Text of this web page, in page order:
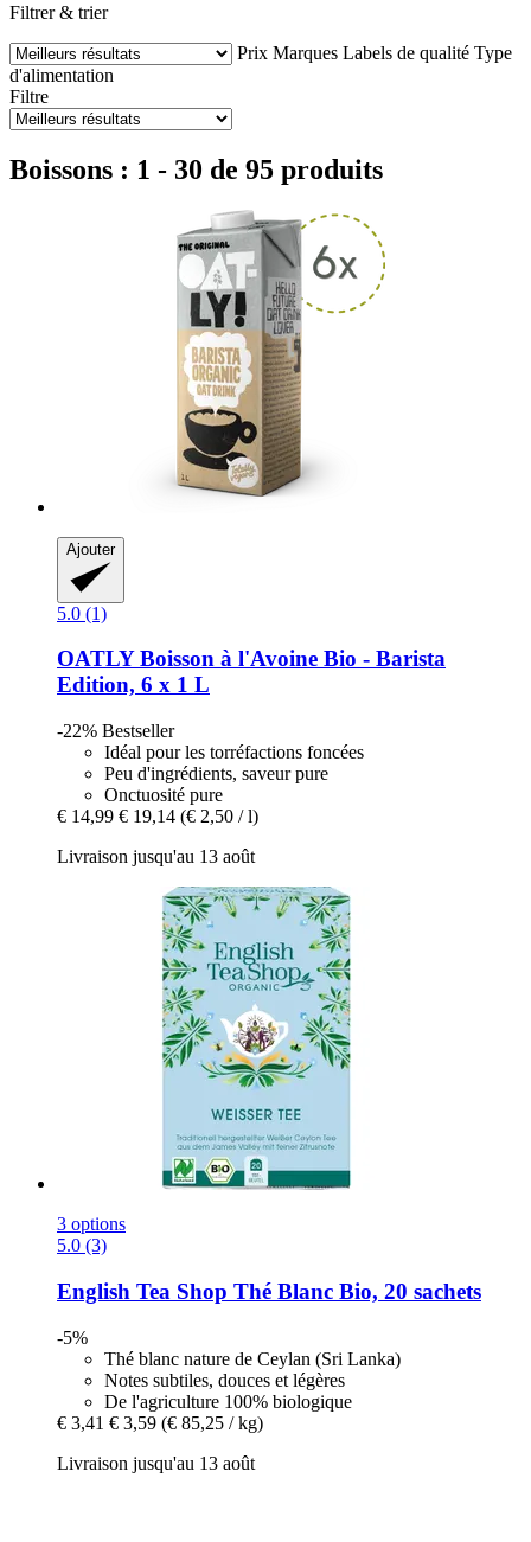
Filtrer & trier
Prix Marques Labels de qualité Type
d'alimentation
Filtre
Boissons : 1 - 30 de 95 produits
Ajouter
5.0 (1)
OATLYBoisson à l'Avoine Bio -​ Barista
Edition, 6 x 1 L
-22% Bestseller
Idéal pour les torréfactions foncées
Peu d'ingrédients, saveur pure
Onctuosité pure
€ 14,99 € 19,14 (€ 2,50 / l)
Livraison jusqu'au 13 août
3 options
5.0 (3)
English Tea Shop Thé Blanc Bio, 20 sachets
-5%
Thé blanc nature de Ceylan (Sri Lanka)
Notes subtiles, douces et légères
De l'agriculture 100% biologique
€ 3,41 € 3,59 (€ 85,25 / kg)
Livraison jusqu'au 13 août